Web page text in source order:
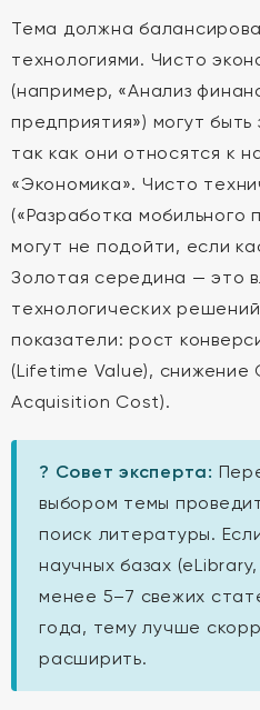
Тема должна
технологиями. Чисто
(например, «Анализ
предприятия») могут
так как они относятся к
«Экономика». Чисто
(«Разработка мобильного
могут не подойти, если
Золотая середина — это
технологических
показатели: рост
(Lifetime Value), снижение
Acquisition Cost).
? Совет эксперта:
выбором темы
поиск литературы.
научных базах
менее 5–7 свежих
года, тему лучше
расширить.